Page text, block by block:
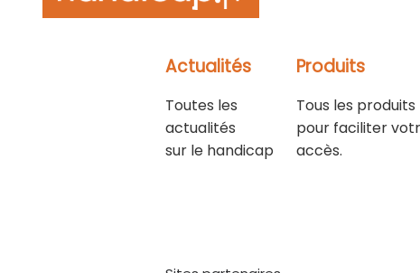
Actualités
Toutes les
actualités
sur le handicap
Produits
Tous les produits
pour faciliter
accès.